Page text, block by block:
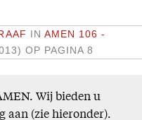
IN AMEN 106 -
OP PAGINA 8
Wij bieden u
aan (zie hieronder).